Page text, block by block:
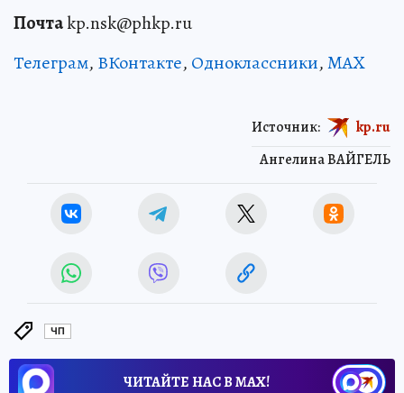
Почтаkp.nsk@phkp.ru
Телеграм, ВКонтакте, Одноклассники,MAX
Ангелина ВАЙГЕЛЬ
Источник: kp.ru
ЧП
ЧИТАЙТЕ НАС В МАХ!